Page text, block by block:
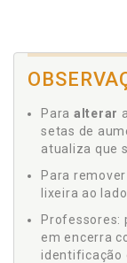
Para alterar
setas de
atualiza que
Para
lixeira ao
Professores:
em encerra
identificação